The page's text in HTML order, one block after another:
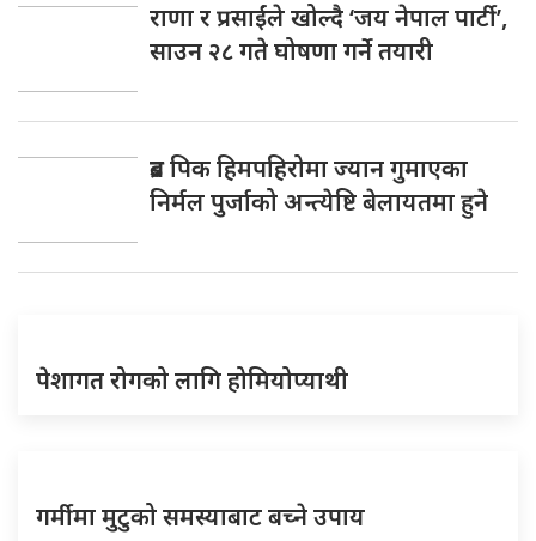
राणा र प्रसाईंले खोल्दै ‘जय नेपाल पार्टी’,
साउन २८ गते घोषणा गर्ने तयारी
ब्रड पिक हिमपहिरोमा ज्यान गुमाएका
निर्मल पुर्जाको अन्त्येष्टि बेलायतमा हुने
पेशागत रोगको लागि होमियोप्याथी
गर्मीमा मुटुको समस्याबाट बच्ने उपाय